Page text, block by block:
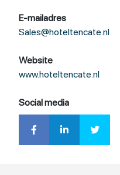
E-mailadres
Sales@hoteltencate.nl
Website
www.hoteltencate.nl
Social media